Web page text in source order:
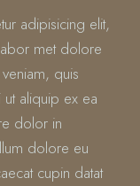
adipisicing elit,
met dolore
quis
aliquip ex ea
dolor in
dolore eu
cupin datat